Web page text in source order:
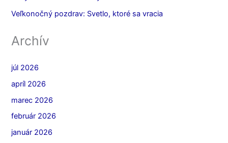
Veľkonočný pozdrav: Svetlo, ktoré sa vracia
Archív
júl 2026
apríl 2026
marec 2026
február 2026
január 2026